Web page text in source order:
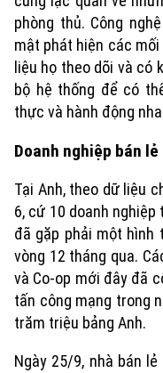
phòng thủ. Công
mật phát hiện các
liệu họ theo dõi và có
bộ hệ thống để có
thực và hành động
Doanh nghiệp bán
Tại Anh, theo dữ liệu
6, cứ 10 doanh
đã gặp phải một hình
vòng 12 tháng qua.
và Co-op mới đây đã
tấn công mạng trong
trăm triệu bảng Anh.
Ngày 25/9, nhà bán